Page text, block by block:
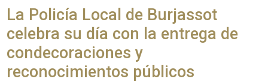
La Policía Local de Burjassot
celebra su día con la entrega de
condecoraciones y
reconocimientos públicos